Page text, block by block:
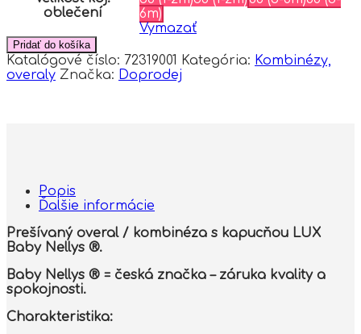
oblečení
6m)
Vymazať
Pridať do košíka
Katalógové číslo: 72319001 Kategória: Kombinézy,
overaly Značka: Doprodej
Popis
Ďalšie informácie
Prešívaný overal / kombinéza s kapucňou LUX
Baby Nellys ®.
Baby Nellys ® = česká značka – záruka kvality a
spokojnosti.
Charakteristika: